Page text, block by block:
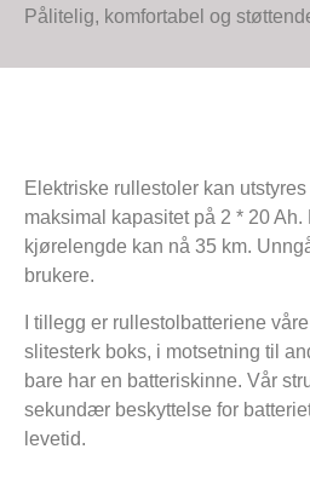
Pålitelig, komfortabel og
Elektriske rullestoler kan
maksimal kapasitet på 2 * 20
kjørelengde kan nå 35 km.
brukere.
I tillegg er rullestolbatteriene
slitesterk boks, i motsetning til
bare har en batteriskinne. Vår
sekundær beskyttelse for
levetid.